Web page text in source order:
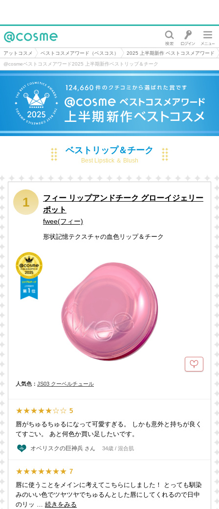
@cosme
アットコスメ ベストコスメアワード（ベスコス）
2025 上半期新作 ベストコスメアワード
@cosmeベストコスメアワード2025 上半期新作ベストリップ＆チーク
ベストリップ＆チーク
Best Lipstick ＆ Blush
1
フィー リップアンドチーク グローイジェリー
ポット
fwee(フィー)
形状記憶テクスチャの血色リップ＆チーク
人気色： JS03 クーベルチュール
★★★★★☆☆ 5
唇がちゅるちゅるになって可愛すぎる。 しかも意外と持ちが良く
てすごい。 あと何色か買い足したいです。
オベリスクの巨神兵 さん 34歳 / 混合肌
★★★★★★★ 7
唇に使うことをメインに考えてこちらにしました！ とっても馴染
みのいい色でツヤツヤでちゅるんとした唇にしてくれるので日中
のリッ … 続きをみる